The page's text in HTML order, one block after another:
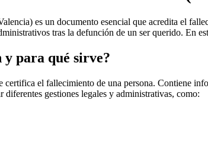
es un documento esencial que acredita el
tras la defunción de un ser querido. En
y para qué sirve?
certifica el fallecimiento de una persona. Contiene
gestiones legales y administrativas, como: